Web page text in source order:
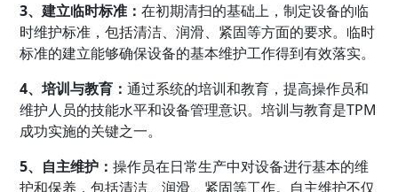
3、建立临时标准：在初期清扫的基础上，制定设备的临
时维护标准，包括清洁、润滑、紧固等方面的要求。临时
标准的建立能够确保设备的基本维护工作得到有效落实。
4、培训与教育：通过系统的培训和教育，提高操作员和
维护人员的技能水平和设备管理意识。培训与教育是TPM
成功实施的关键之一。
5、自主维护：操作员在日常生产中对设备进行基本的维
护和保养，包括清洁、润滑、紧固等工作。自主维护不仅